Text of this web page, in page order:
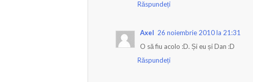
Răspundeți
Axel 26 noiembrie 2010 la 21:31
O să fiu acolo :D. Și eu și Dan :D
Răspundeți